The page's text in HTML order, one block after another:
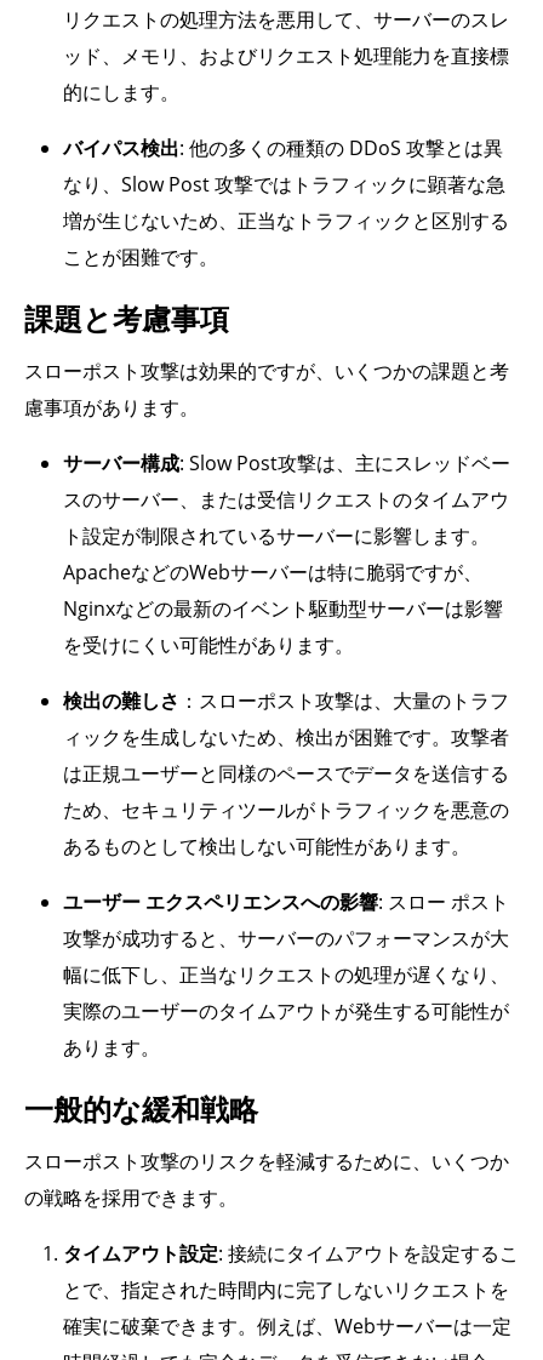
リクエストの処理方法を悪用して、サーバーのスレ
ッド、メモリ、およびリクエスト処理能力を直接標
的にします。
バイパス検出: 他の多くの種類の DDoS 攻撃とは異
なり、Slow Post 攻撃ではトラフィックに顕著な急
増が生じないため、正当なトラフィックと区別する
ことが困難です。
課題と考慮事項
スローポスト攻撃は効果的ですが、いくつかの課題と考
慮事項があります。
サーバー構成: Slow Post攻撃は、主にスレッドベー
スのサーバー、または受信リクエストのタイムアウ
ト設定が制限されているサーバーに影響します。
ApacheなどのWebサーバーは特に脆弱ですが、
Nginxなどの最新のイベント駆動型サーバーは影響
を受けにくい可能性があります。
検出の難しさ ：スローポスト攻撃は、大量のトラフ
ィックを生成しないため、検出が困難です。攻撃者
は正規ユーザーと同様のペースでデータを送信する
ため、セキュリティツールがトラフィックを悪意の
あるものとして検出しない可能性があります。
ユーザー エクスペリエンスへの影響: スロー ポスト
攻撃が成功すると、サーバーのパフォーマンスが大
幅に低下し、正当なリクエストの処理が遅くなり、
実際のユーザーのタイムアウトが発生する可能性が
あります。
一般的な緩和戦略
スローポスト攻撃のリスクを軽減するために、いくつか
の戦略を採用できます。
タイムアウト設定: 接続にタイムアウトを設定するこ
とで、指定された時間内に完了しないリクエストを
確実に破棄できます。例えば、Webサーバーは一定